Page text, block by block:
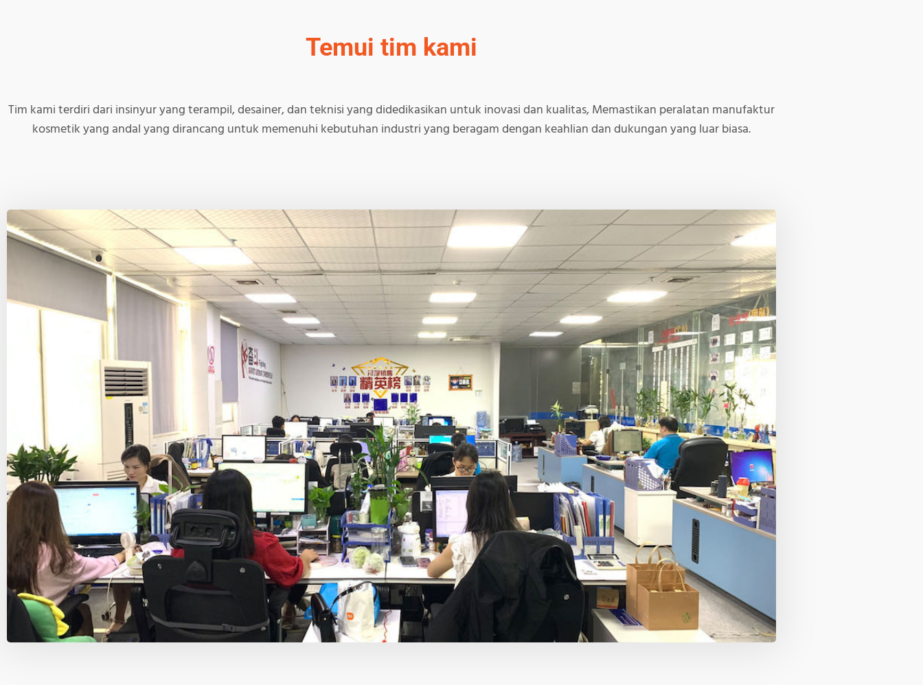
Temui tim kami
Tim kami terdiri dari insinyur yang terampil, desainer, dan teknisi yang didedikasikan untuk inovasi dan kualitas, Memastikan peralatan manufaktur
kosmetik yang andal yang dirancang untuk memenuhi kebutuhan industri yang beragam dengan keahlian dan dukungan yang luar biasa.